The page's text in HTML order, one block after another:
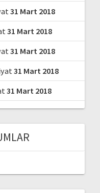
31 Mart 2018
31 Mart 2018
31 Mart 2018
31 Mart 2018
31 Mart 2018